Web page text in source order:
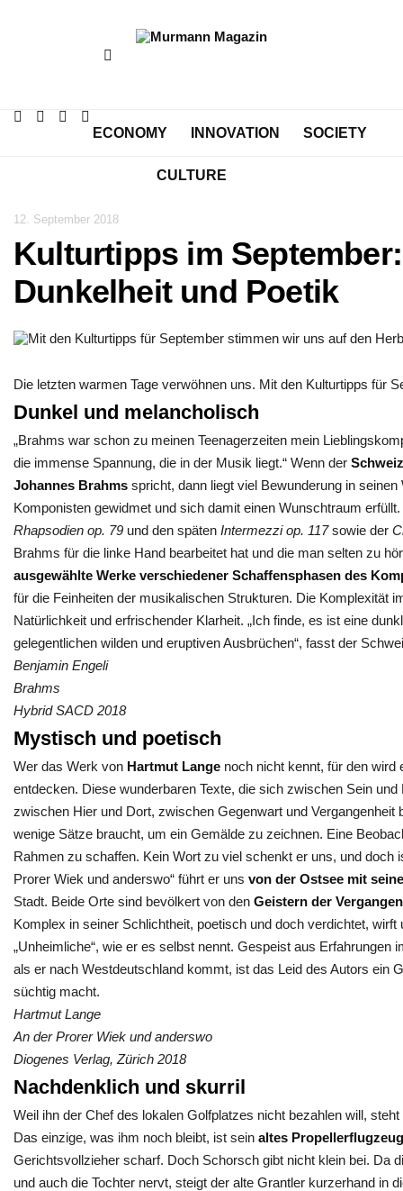
ECONOMY INNOVATION SOCIETY
CULTURE
12. September 2018
Kulturtipps im
Dunkelheit und Poetik
Die letzten warmen Tage verwöhnen uns. Mit den Kulturtipps für
Dunkel und melancholisch
„Brahms war schon zu meinen Teenagerzeiten mein
die immense Spannung, die in der Musik liegt.“ Wenn der
Johannes Brahms spricht, dann liegt viel Bewunderung in
Komponisten gewidmet und sich damit einen Wunschtraum
Rhapsodien op. 79 und den späten Intermezzi op. 117sowie der
Brahms für die linke Hand bearbeitet hat und die man selten zu
ausgewählte Werke verschiedener Schaffensphasen des
für die Feinheiten der musikalischen Strukturen. Die Komplexität
Natürlichkeit und erfrischender Klarheit. „Ich finde, es ist eine
gelegentlichen wilden und eruptiven Ausbrüchen“, fasst der
Benjamin Engeli
Brahms
Hybrid SACD 2018
Mystisch und poetisch
Wer das Werk von Hartmut Lange noch nicht kennt, für den
entdecken. Diese wunderbaren Texte, die sich zwischen Sein
zwischen Hier und Dort, zwischen Gegenwart und
wenige Sätze braucht, um ein Gemälde zu zeichnen. Eine
Rahmen zu schaffen. Kein Wort zu viel schenkt er uns, und doch
Prorer Wiek und anderswo“ führt er uns von der Ostsee mit
Stadt. Beide Orte sind bevölkert von den Geistern der
Komplex in seiner Schlichtheit, poetisch und doch verdichtet,
„Unheimliche“, wie er es selbst nennt. Gespeist aus
als er nach Westdeutschland kommt, ist das Leid des Autors ein
süchtig macht.
Hartmut Lange
An der Prorer Wiek und anderswo
Diogenes Verlag, Zürich 2018
Nachdenklich und skurril
Weil ihn der Chef des lokalen Golfplatzes nicht bezahlen will,
Das einzige, was ihm noch bleibt, ist sein altes Propellerflugzeug
Gerichtsvollzieher scharf. Doch Schorsch gibt nicht klein bei. Da
und auch die Tochter nervt, steigt der alte Grantler kurzerhand in